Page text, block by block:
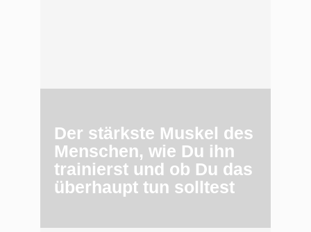
Der stärkste Muskel des
Menschen, wie Du ihn
trainierst und ob Du das
überhaupt tun solltest